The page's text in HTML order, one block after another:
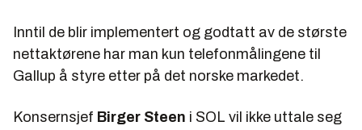
Inntil de blir implementert og godtatt av de største
nettaktørene har man kun telefonmålingene til
Gallup å styre etter på det norske markedet.
Konsernsjef Birger Steen i SOL vil ikke uttale seg